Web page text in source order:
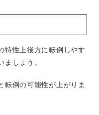
特性上後方に転倒しやす
ましょう。
転倒の可能性が上がりま